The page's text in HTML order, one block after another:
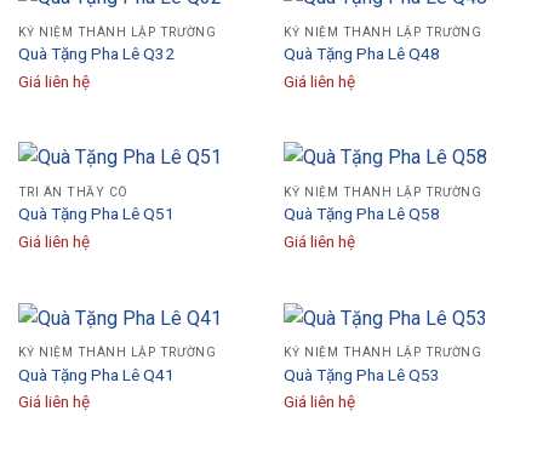
KỶ NIỆM THÀNH LẬP TRƯỜNG
Quà Tặng Pha Lê Q32
Giá liên hệ
KỶ NIỆM THÀNH LẬP TRƯỜNG
Quà Tặng Pha Lê Q48
Giá liên hệ
TRI ÂN THẦY CÔ
Quà Tặng Pha Lê Q51
Giá liên hệ
KỶ NIỆM THÀNH LẬP TRƯỜNG
Quà Tặng Pha Lê Q58
Giá liên hệ
KỶ NIỆM THÀNH LẬP TRƯỜNG
Quà Tặng Pha Lê Q41
Giá liên hệ
KỶ NIỆM THÀNH LẬP TRƯỜNG
Quà Tặng Pha Lê Q53
Giá liên hệ